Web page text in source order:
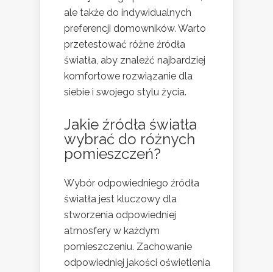
ale także do indywidualnych
preferencji domowników. Warto
przetestować różne źródła
światła, aby znaleźć najbardziej
komfortowe rozwiązanie dla
siebie i swojego stylu życia.
Jakie źródła światła
wybrać do różnych
pomieszczeń?
Wybór odpowiedniego źródła
światła jest kluczowy dla
stworzenia odpowiedniej
atmosfery w każdym
pomieszczeniu. Zachowanie
odpowiedniej jakości oświetlenia